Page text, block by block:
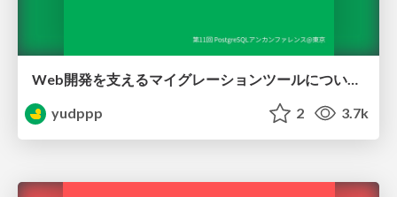
Web開発を支えるマイグレーションツールについて / sqldef introduction for psql users
yudppp
2 3.7k